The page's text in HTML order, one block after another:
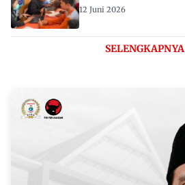
12 Juni 2026
SELENGKAPNYA